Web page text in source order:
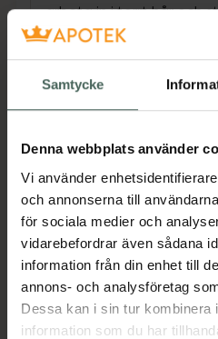
Samtycke
Denna webbplats använder
Vi använder
och annonserna till
för sociala medier och
vidarebefordrar även sådana
information från din enhet till
annons- och analysföretag
Dessa kan i sin tur kombinera
information som du har
arbeta in i torrt hår och
Hack:
extra hårvax i håret och
Glöm inte att fixera dina
Produktfördelar i korthet:
• Formar som vax, håller
• För formbara, tuffa
• Ultrastark hårvax
• Utan krispig känsla
• Skonsam mot